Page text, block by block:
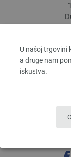
U našoj trgovini
a druge nam
iskustva.
bez PDV-a,